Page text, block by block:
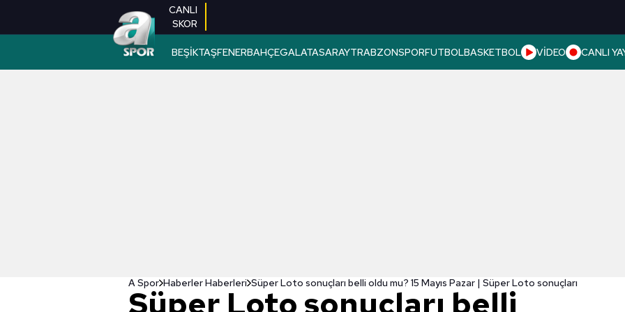
CANLI
SKOR
BEŞİKTAŞFENERBAHÇEGALATASARAYTRABZONSPORFUTBOLBASKETBOL VİDEO CANLI
A Spor Haberler Haberleri Süper Loto sonuçları belli oldu mu? 15 Mayıs Pazar | Süper Loto sonuçları
Süper Loto sonuçları belli